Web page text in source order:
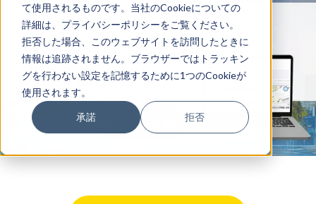
て使用されるものです。当社のCookieについての
詳細は、プライバシーポリシーをご覧ください。
拒否した場合、このウェブサイトを訪問したときに
情報は追跡されません。ブラウザーではトラッキン
グを行わない設定を記憶するために1つのCookieが
使用されます。
承諾 拒否